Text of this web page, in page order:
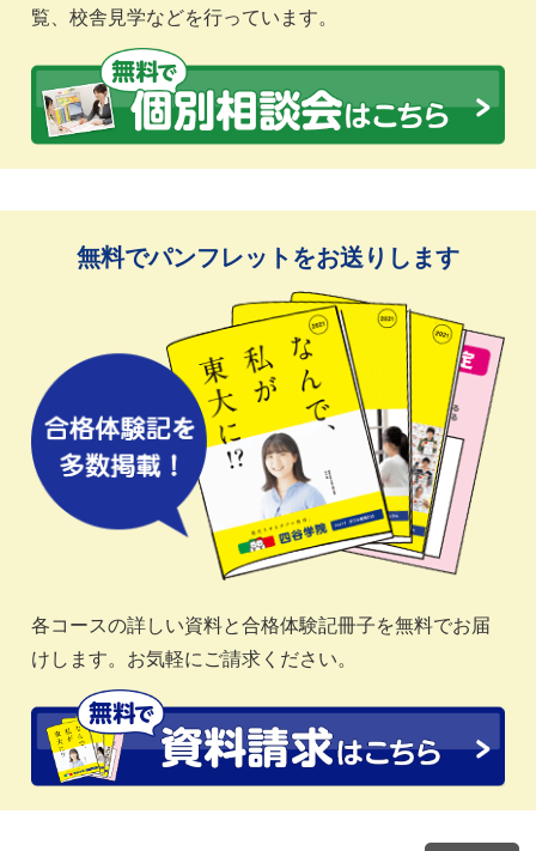
覧、校舎見学などを行っています。
無料でパンフレットをお送りします
各コースの詳しい資料と合格体験記冊子を無料でお届
けします。お気軽にご請求ください。